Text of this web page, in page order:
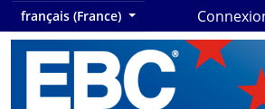
français (France)